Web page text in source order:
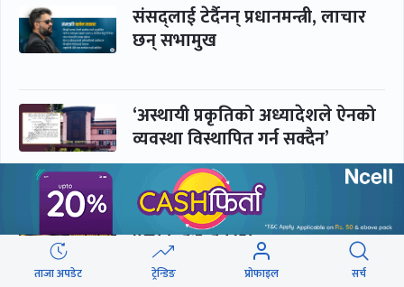
संसद्लाई टेर्दैनन् प्रधानमन्त्री, लाचार
छन् सभामुख
‘अस्थायी प्रकृतिको अध्यादेशले ऐनको
व्यवस्था विस्थापित गर्न सक्दैन’
सरकार-प्रसाईं लुकामारी : छिनमै
पक्राउ, तुरुन्तै रिहा
ताजा अपडेट ट्रेन्डिङ प्रोफाइल सर्च